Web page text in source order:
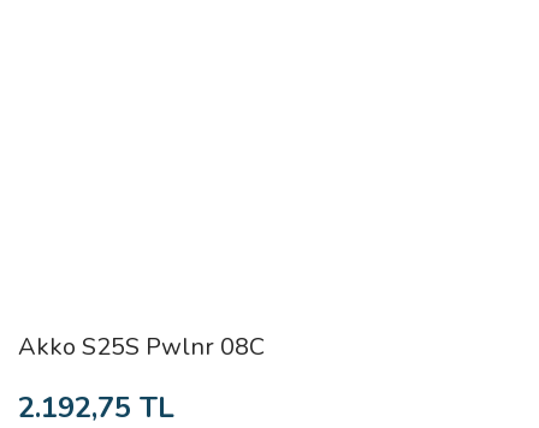
Akko S25S Pwlnr 08C
2.192,75 TL